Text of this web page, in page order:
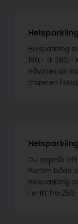
Helsparkling
180,- til 280,-
påvirkes av
maleren i
Du oppnår
Horten både
Helsparkling
i snitt fra